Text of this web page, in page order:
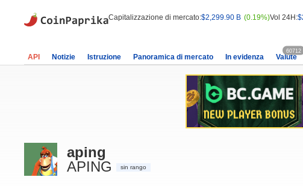
Capitalizzazione di mercato:$2,299.90 B (0.19%)Vol 24H:
API Notizie Istruzione Panoramica di mercato In evidenza Valute
60712
aping
APING
sin rango